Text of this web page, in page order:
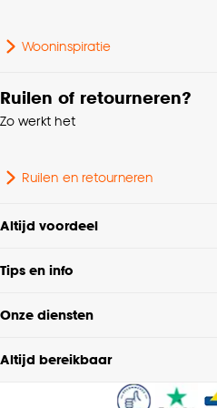
Kenmerken
Wooninspiratie
Ruilen of retourneren?
Zo werkt het
Ruilen en retourneren
Altijd voordeel
Tips en info
Onze diensten
Altijd bereikbaar